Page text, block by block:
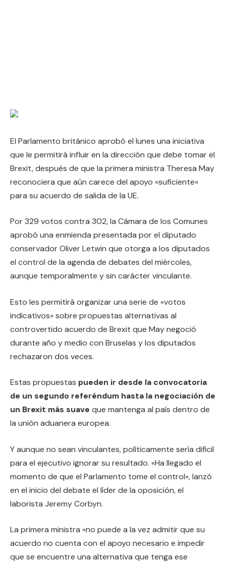
El Parlamento británico aprobó el lunes una iniciativa
que le permitirá influir en la dirección que debe tomar el
Brexit, después de que la primera ministra Theresa May
reconociera que aún carece del apoyo «suficiente»
para su acuerdo de salida de la UE.
Por 329 votos contra 302, la Cámara de los Comunes
aprobó una enmienda presentada por el diputado
conservador Oliver Letwin que otorga a los diputados
el control de la agenda de debates del miércoles,
aunque temporalmente y sin carácter vinculante.
Esto les permitirá organizar una serie de «votos
indicativos» sobre propuestas alternativas al
controvertido acuerdo de Brexit que May negoció
durante año y medio con Bruselas y los diputados
rechazaron dos veces.
Estas propuestas pueden ir desde la convocatoria
de un segundo referéndum hasta la negociación de
un Brexit más suave que mantenga al país dentro de
la unión aduanera europea.
Y aunque no sean vinculantes, políticamente sería difícil
para el ejecutivo ignorar su resultado. «Ha llegado el
momento de que el Parlamento tome el control», lanzó
en el inicio del debate el líder de la oposición, el
laborista Jeremy Corbyn.
La primera ministra «no puede a la vez admitir que su
acuerdo no cuenta con el apoyo necesario e impedir
que se encuentre una alternativa que tenga ese